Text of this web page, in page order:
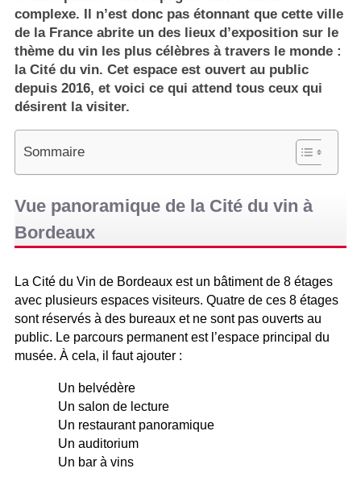
complexe. Il n’est donc pas étonnant que cette ville
de la France abrite un des lieux d’exposition sur le
thème du vin les plus célèbres à travers le monde :
la Cité du vin. Cet espace est ouvert au public
depuis 2016, et voici ce qui attend tous ceux qui
désirent la visiter.
Sommaire
Vue panoramique de la Cité du vin à
Bordeaux
La Cité du Vin de Bordeaux est un bâtiment de 8 étages
avec plusieurs espaces visiteurs. Quatre de ces 8 étages
sont réservés à des bureaux et ne sont pas ouverts au
public. Le parcours permanent est l’espace principal du
musée. À cela, il faut ajouter :
Un belvédère
Un salon de lecture
Un restaurant panoramique
Un auditorium
Un bar à vins